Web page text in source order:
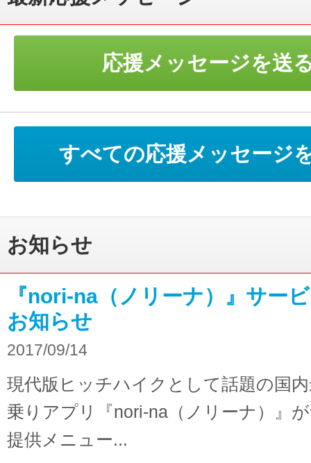
応援メッセージを送
すべての応援メッセージ
お知らせ
『nori-na（ノリーナ）』サー
お知らせ
2017/09/14
現代版ヒッチハイクとして話題の国
乗りアプリ『nori-na（ノリーナ）』
提供メニュー...